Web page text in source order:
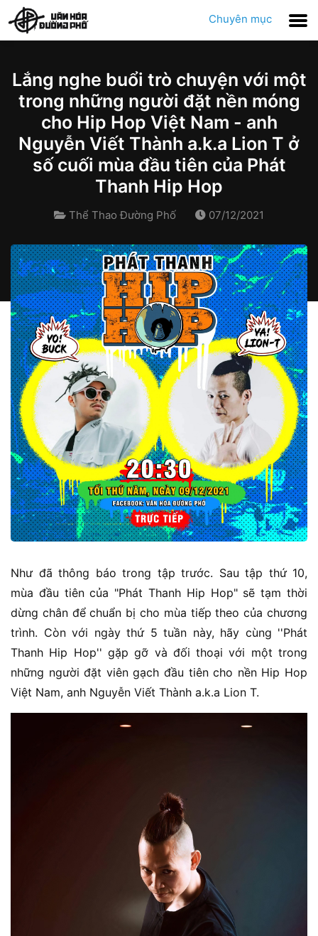
Chuyên mục
Lắng nghe buổi trò chuyện với một
trong những người đặt nền móng
cho Hip Hop Việt Nam - anh
Nguyễn Viết Thành a.k.a Lion T ở
số cuối mùa đầu tiên của Phát
Thanh Hip Hop
Thể Thao Đường Phố 07/12/2021
Như đã thông báo trong tập trước. Sau tập thứ 10,
mùa đầu tiên của "Phát Thanh Hip Hop" sẽ tạm thời
dừng chân để chuẩn bị cho mùa tiếp theo của chương
trình. Còn với ngày thứ 5 tuần này, hãy cùng ''Phát
Thanh Hip Hop'' gặp gỡ và đối thoại với một trong
những người đặt viên gạch đầu tiên cho nền Hip Hop
Việt Nam, anh Nguyễn Viết Thành a.k.a Lion T.